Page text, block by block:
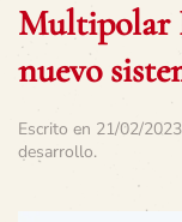
Multipolar
nuevo
Escrito en 21/02/2023
desarrollo.